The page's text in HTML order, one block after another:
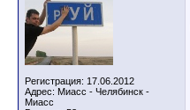
Регистрация: 17.06.2012
Адрес: Миасс - Челябинск -
Миасс